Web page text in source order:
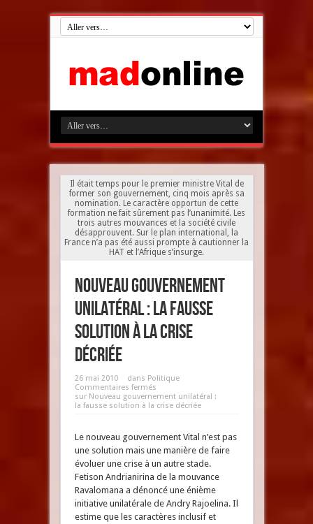
Il était temps pour le premier ministre Vital de
former son gouvernement, cinq mois après sa
nomination. Le caractère opportun de cette
formation ne fait sûrement pas l’unanimité. Les
trois autres mouvances et la société civile
désapprouvent. Sur le plan international, la
France n’a pas été aussi prompte à cautionner la
HAT et l’Afrique s’insurge.
Nouveau gouvernement
unilatéral : la fausse
solution à la crise
décriée
26 mai 2010 dans Politique
Commentaires fermés
sur Nouveau gouvernement unilatéral :
la fausse solution à la crise décriée
Le nouveau gouvernement Vital n’est pas
une solution mais une manière de faire
évoluer une crise à un autre stade.
Fetison Andrianirina de la mouvance
Ravalomana a dénoncé une énième
initiative unilatérale de Andry Rajoelina. Il
estime que les caractères inclusif et